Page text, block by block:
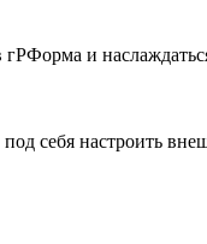
и
себя настроить